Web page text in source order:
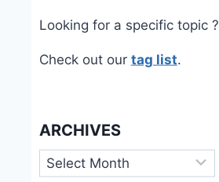
Looking for a specific topic ?
Check out our tag list.
ARCHIVES
Archives